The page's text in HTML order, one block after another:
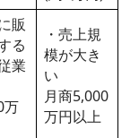
販
る
業
万
・売上規
模が大き
い
月商5,000
万円以上